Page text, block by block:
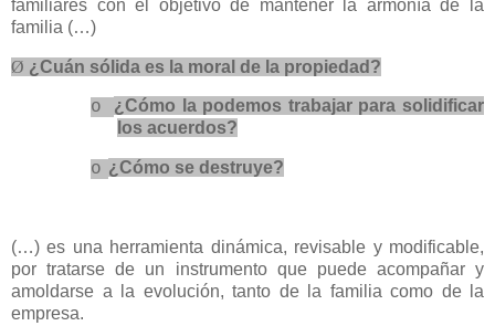
familiares con el objetivo de mantener la armonía de la
familia (…)
Ø ¿Cuán sólida es la moral de la propiedad?
o
¿Cómo la podemos trabajar para solidificar
los acuerdos?
o ¿Cómo se destruye?
(…) es una herramienta dinámica, revisable y modificable,
por tratarse de un instrumento que puede acompañar y
amoldarse a la evolución, tanto de la familia como de la
empresa.